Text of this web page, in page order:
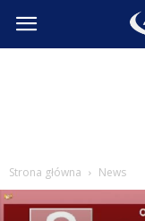
SpeedTest.pl
Strona główna News